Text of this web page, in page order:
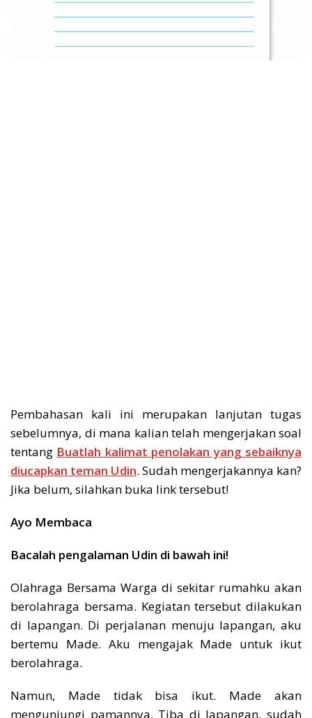
Pembahasan kali ini merupakan lanjutan tugas
sebelumnya, di mana kalian telah mengerjakan soal
tentang Buatlah kalimat penolakan yang sebaiknya
diucapkan teman Udin. Sudah mengerjakannya kan?
Jika belum, silahkan buka link tersebut!
Ayo Membaca
Bacalah pengalaman Udin di bawah ini!
Olahraga Bersama Warga di sekitar rumahku akan
berolahraga bersama. Kegiatan tersebut dilakukan
di lapangan. Di perjalanan menuju lapangan, aku
bertemu Made. Aku mengajak Made untuk ikut
berolahraga.
Namun, Made tidak bisa ikut. Made akan
mengunjungi pamannya. Tiba di lapangan, sudah